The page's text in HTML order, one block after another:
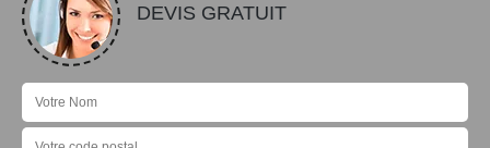
DEVIS GRATUIT